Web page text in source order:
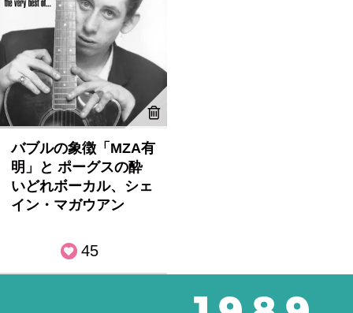
バブルの象徴「MZA有
明」と ポーグスの酔
いどれボーカル、シェ
イン・マガウアン
45